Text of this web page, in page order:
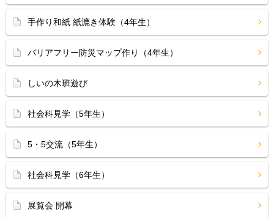
手作り和紙 紙漉き体験（4年生）
バリアフリー防災マップ作り（4年生）
しいの木班遊び
社会科見学（5年生）
5・5交流（5年生）
社会科見学（6年生）
展覧会 開幕